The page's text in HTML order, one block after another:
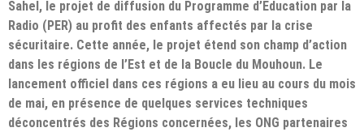
Sahel, le projet de diffusion du Programme d’Education par la
Radio (PER) au profit des enfants affectés par la crise
sécuritaire. Cette année, le projet étend son champ d’action
dans les régions de l’Est et de la Boucle du Mouhoun. Le
lancement officiel dans ces régions a eu lieu au cours du mois
de mai, en présence de quelques services techniques
déconcentrés des Régions concernées, les ONG partenaires